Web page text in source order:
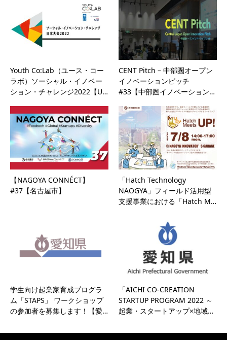
Youth Co:Lab（ユース・コー
ラボ）ソーシャル・イノベー
ション・チャレンジ2022【U…
CENT Pitch – 中部圏オープン
イノベーションピッチ
#33【中部圏イノベーション…
【NAGOYA CONNÉCT】
#37【名古屋市】
「Hatch Technology
NAOGYA」フィールド活用型
支援事業における「Hatch M…
学生向け起業家育成プログラ
ム「STAPS」 ワークショップ
の参加者を募集します！【愛…
「AICHI CO-CREATION
STARTUP PROGRAM 2022 ～
起業・スタートアップ×地域…